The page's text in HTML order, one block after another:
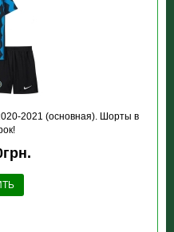
2021 (основная). Шорты в